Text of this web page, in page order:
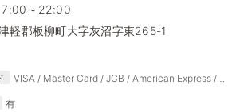
7:00～22:00
軽郡板柳町大字灰沼字東265-1
VISA / Master Card / JCB / American Express /
有